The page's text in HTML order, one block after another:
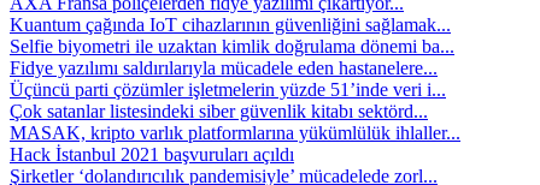
Kuantum çağında IoT cihazlarının güvenliğini sağlamak...
Selfie biyometri ile uzaktan kimlik doğrulama dönemi ba...
Fidye yazılımı saldırılarıyla mücadele eden hastanelere...
Üçüncü parti çözümler işletmelerin yüzde 51’inde veri i...
Çok satanlar listesindeki siber güvenlik kitabı sektörd...
MASAK, kripto varlık platformlarına yükümlülük ihlaller...
Hack İstanbul 2021 başvuruları açıldı
Şirketler ‘dolandırıcılık pandemisiyle’ mücadelede zorl...